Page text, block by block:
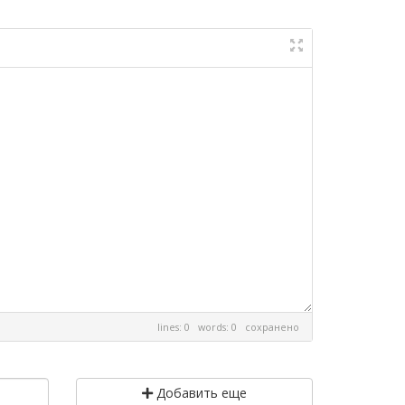
lines: 0 words: 0 сохранено
Добавить еще